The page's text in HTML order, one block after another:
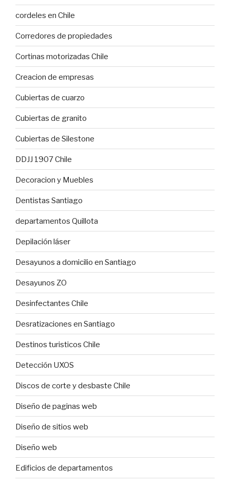
cordeles en Chile
Corredores de propiedades
Cortinas motorizadas Chile
Creacion de empresas
Cubiertas de cuarzo
Cubiertas de granito
Cubiertas de Silestone
DDJJ 1907 Chile
Decoracion y Muebles
Dentistas Santiago
departamentos Quillota
Depilación láser
Desayunos a domicilio en Santiago
Desayunos ZO
Desinfectantes Chile
Desratizaciones en Santiago
Destinos turisticos Chile
Detección UXOS
Discos de corte y desbaste Chile
Diseño de paginas web
Diseño de sitios web
Diseño web
Edificios de departamentos